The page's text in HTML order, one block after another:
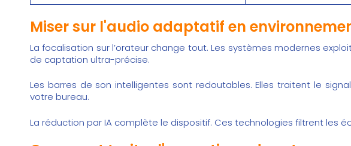
Miser sur l'audio adaptatif en
La focalisation sur l’orateur change tout. Les systèmes modernes
de captation ultra-précise.
Les barres de son intelligentes sont redoutables. Elles traitent le
votre bureau.
La réduction par IA complète le dispositif. Ces technologies filtrent les